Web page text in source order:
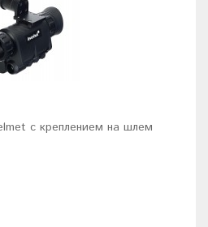
с креплением на шлем